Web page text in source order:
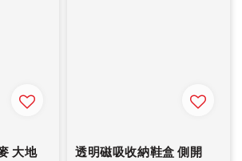
大地
透明磁吸收納鞋盒 側開